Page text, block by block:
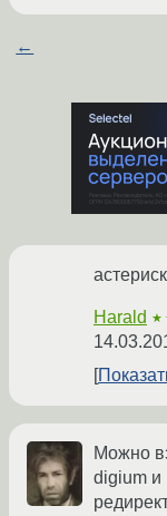
←
Harald
Можно
digium и